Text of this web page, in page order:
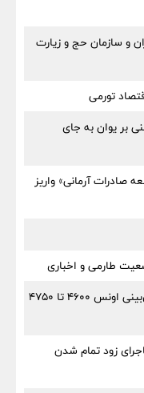
و سازمان حج و زیارت
تورمی
بر یوان به جای
توسعه صادرات آرمانی» واریز
طارمی و اخباری
قیمت طلا دوباره منفجر می‌شود؟ | پیش‌بینی اونس ۴۶۰۰ تا ۴۷۵۰
زود تمام شدن